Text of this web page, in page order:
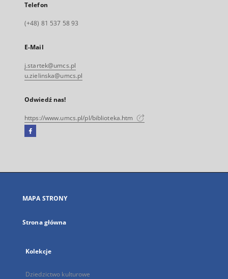
Telefon
(+48) 81 537 58 93
E-Mail
j.startek@umcs.pl
u.zielinska@umcs.pl
Odwiedź nas!
https://www.umcs.pl/pl/biblioteka.htm
Facebook
się
karcie
MAPA STRONY
Strona główna
Kolekcje
Dziedzictwo kulturowe